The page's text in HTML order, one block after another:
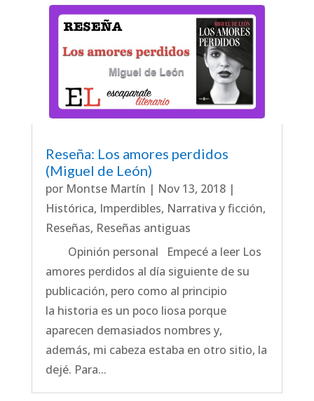
Reseña: Los amores perdidos
(Miguel de León)
por Montse Martín | Nov 13, 2018|
Histórica, Imperdibles, Narrativa y ficción,
Reseñas, Reseñas antiguas
Opinión personal Empecé a leer Los
amores perdidos al día siguiente de su
publicación, pero como al principio
la historia es un poco liosa porque
aparecen demasiados nombres y,
además, mi cabeza estaba en otro sitio, la
dejé. Para...